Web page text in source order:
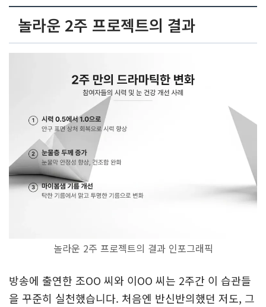
놀라운 2주 프로젝트의 결과
놀라운 2주 프로젝트의 결과 인포그래픽
방송에 출연한 조OO 씨와 이OO 씨는 2주간 이 습관들
을 꾸준히 실천했습니다. 처음엔 반신반의했던 저도, 그